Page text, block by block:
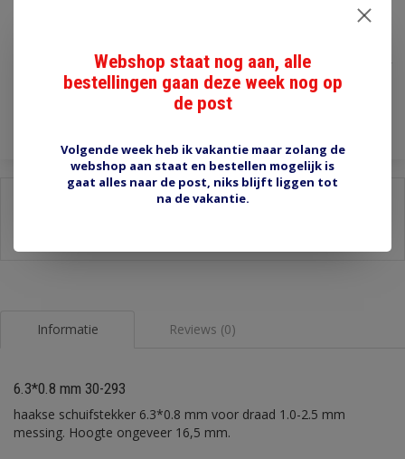
Toevoegen aan winkelwagen
Informatie Reviews (0)
6.3*0.8 mm 30-293
haakse schuifstekker 6.3*0.8 mm voor draad 1.0-2.5 mm
messing. Hoogte ongeveer 16,5 mm.
Webshop staat nog aan, alle
bestellingen gaan deze week nog op
de post
Volgende week heb ik vakantie maar zolang de
webshop aan staat en bestellen mogelijk is
gaat alles naar de post, niks blijft liggen tot
na de vakantie.